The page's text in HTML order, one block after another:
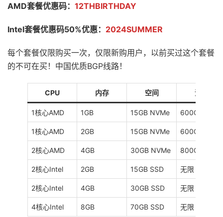
AMD套餐优惠码： 12THBIRTHDAY
Intel套餐优惠码50%优惠： 2024SUMMER
每个套餐仅限购买一次，仅限新购用户，以前买过这个套餐
的不可在买！中国优质BGP线路！
CPU 内存 空间 流量
1核心AMD 1GB 15GB NVMe 600GB
1核心AMD 2GB 15GB NVMe 600GB
2核心AMD 4GB 30GB NVMe 800GB
2核心Intel 2GB 15GB SSD 无限
2核心Intel 4GB 30GB SSD 无限
4核心Intel 8GB 70GB SSD 无限